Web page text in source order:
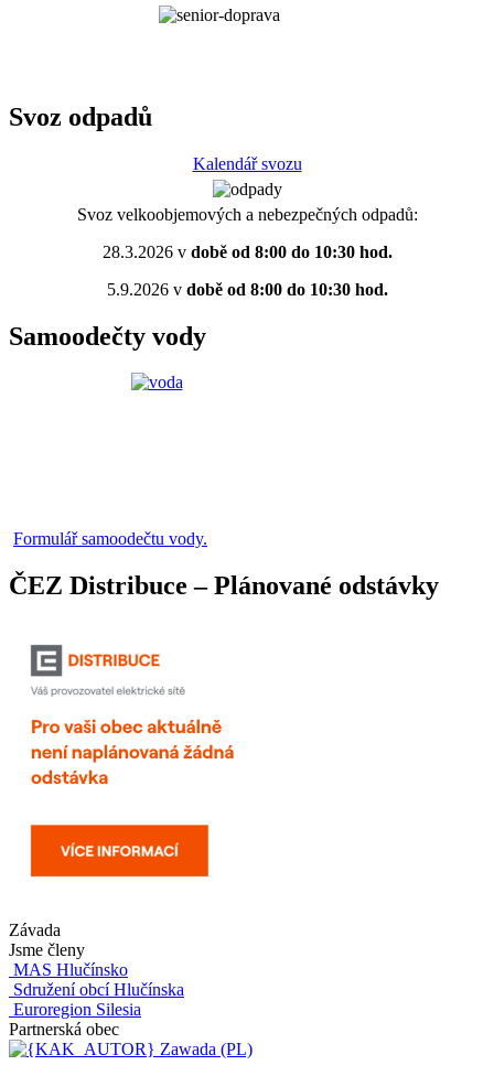
Svoz odpadů
Kalendář svozu
Svoz velkoobjemových a nebezpečných odpadů:
28.3.2026 vdobě od 8:00 do 10:30 hod.
5.9.2026 vdobě od 8:00 do 10:30 hod.
Samoodečty vody
Formulář samoodečtu vody.
ČEZ Distribuce – Plánované odstávky
Závada
Jsme členy
MAS Hlučínsko
Sdružení obcí Hlučínska
Euroregion Silesia
Partnerská obec
Zawada (PL)